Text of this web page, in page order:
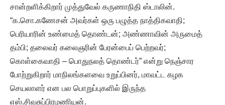
சான்றளிக்கிறார் முத்துவேல் கருணாநிதி ஸ்டாலின்.
“க.சொ.கணேசன் அவர்கள் ஒரு பழுத்த நாத்திகவாதி;
பெரியாரின் உண்மைத் தொண்டன்; அண்ணாவின் அருமைத்
தம்பி; தலைவர் கலைஞரின் பேரன்பைப் பெற்றவர்;
கொள்கைவாதி – பொதுநலத் தொண்டர்” என்று நெஞ்சார
போற்றுகிறார் மாநிலங்களவை உறுப்பினர், மாவட்ட கழக
செயலாளர் என பல பொறுப்புகளில் இருந்த
எஸ்.சிவசுப்பிரமணியன்.